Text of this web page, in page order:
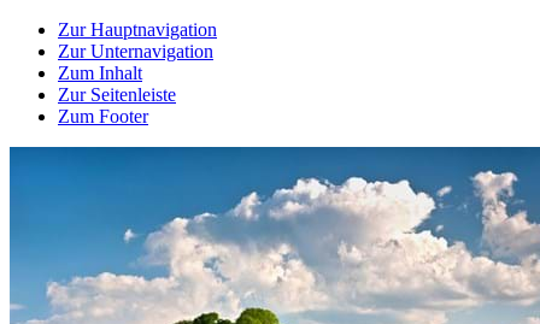
Zur Hauptnavigation
Zur Unternavigation
Zum Inhalt
Zur Seitenleiste
Zum Footer